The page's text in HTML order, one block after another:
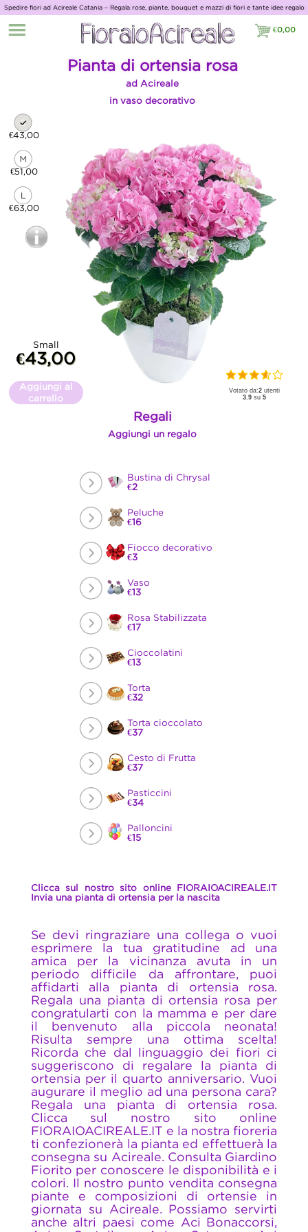
Spedire fiori ad Acireale Catania – Regala rose, piante, bouquet e mazzi di fiori e tante idee regalo
con Giardino Fiorito
€0,00
€0,00
Pianta di ortensia rosa
ad Acireale
in vaso decorativo
€43,00
€51,00
€63,00
Small
€43,00
Aggiungi al
carrello
Votato da:2 utenti
3.9 su5
Regali
Aggiungi un regalo
Bustina di Chrysal
€2
Peluche
€16
Fiocco decorativo
€3
Vaso
€13
Rosa Stabilizzata
€17
Cioccolatini
€13
Torta
€32
Torta cioccolato
€37
Cesto di Frutta
€37
Pasticcini
€34
Palloncini
€15
Clicca sul nostro sito online FIORAIOACIREALE.IT
Invia una pianta di ortensia per la nascita
Se devi ringraziare una collega o vuoi
esprimere la tua gratitudine ad una
amica per la vicinanza avuta in un
periodo difficile da affrontare, puoi
affidarti alla pianta di ortensia rosa.
Regala una pianta di ortensia rosa per
congratularti con la mamma e per dare
il benvenuto alla piccola neonata!
Risulta sempre una ottima scelta!
Ricorda che dal linguaggio dei fiori ci
suggeriscono di regalare la pianta di
ortensia per il quarto anniversario. Vuoi
augurare il meglio ad una persona cara?
Regala una pianta di ortensia rosa.
Clicca sul nostro sito online
FIORAIOACIREALE.IT e la nostra fioreria
ti confezionerà la pianta ed effettuerà la
consegna su Acireale. Consulta Giardino
Fiorito per conoscere le disponibilità e i
colori. Il nostro punto vendita consegna
piante e composizioni di ortensie in
giornata su Acireale. Possiamo servirti
anche altri paesi come Aci Bonaccorsi,